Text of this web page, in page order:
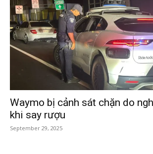
Waymo bị cảnh sát chặn do
khi say rượu
September 29, 2025